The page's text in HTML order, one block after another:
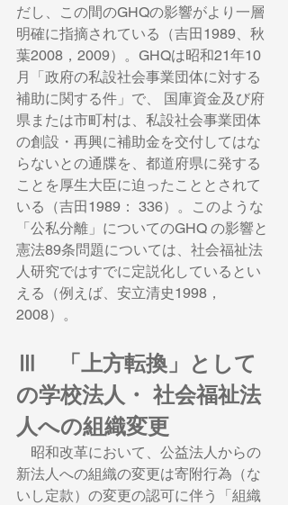
だし、この間のGHQの影響がより一層
明確に指摘されている（吉田1989、秋
葉2008，2009）。GHQは昭和21年10
月「政府の私設社会事業団体に対する
補助に関する件」で、 国庫資金及び府
県または市町村は、私設社会事業団体
の創設・再興に補助金を交付してはな
らないとの通牒を、都道府県に発する
ことを厚生大臣に迫ったこととされて
いる（吉田1989： 336）。このような
「公私分離」についてのGHQ の影響と
憲法89条問題については、社会福祉法
人研究ではすでに定説化しているとい
える（例えば、安立清史1998，
2008）。
Ⅲ　「上方転換」として
の学校法人・ 社会福祉法
人への組織変更
昭和改革において、公益法人からの
新法人への組織の変更は寄附行為（な
いし定款）の変更の認可に伴う「組織